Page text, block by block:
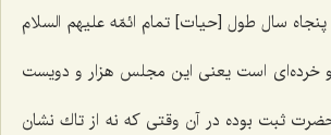
سال طول [حیات‌] تمام ائمّه علیهم السلام
و خرده‌ای است یعنی این مجلس هزار و دویست
ثبت بوده در آن وقتی كه نه از تاك نشان